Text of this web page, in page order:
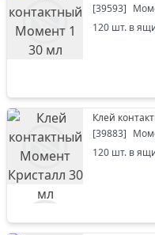
[39593]
120 шт. в
Клей
[39883]
120 шт. в